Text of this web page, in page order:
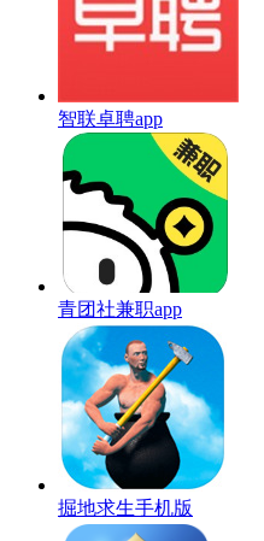
智联卓聘app
青团社兼职app
掘地求生手机版